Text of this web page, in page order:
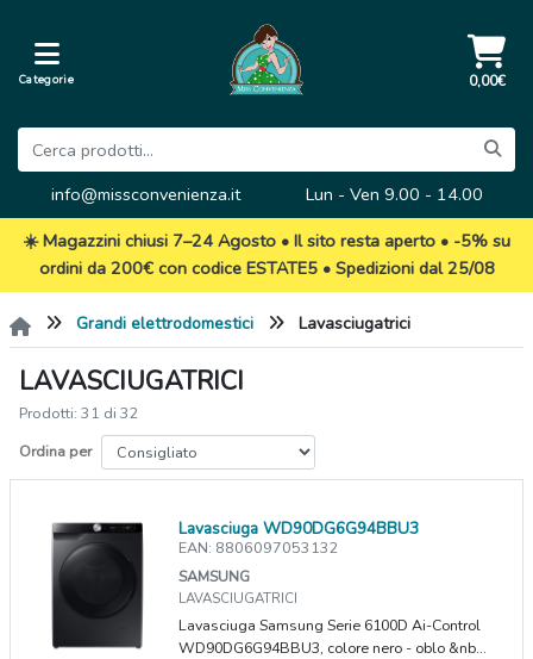
Categorie 0,00€
info@missconvenienza.it
Lun - Ven 9.00 - 14.00
☀️ Magazzini chiusi 7–24 Agosto • Il sito resta aperto • -5% su
ordini da 200€ con codice ESTATE5 • Spedizioni dal 25/08
Grandi elettrodomestici Lavasciugatrici
LAVASCIUGATRICI
Prodotti: 31 di 32
Ordina per
Lavasciuga WD90DG6G94BBU3
EAN: 8806097053132
SAMSUNG
LAVASCIUGATRICI
Lavasciuga Samsung Serie 6100D Ai-Control
WD90DG6G94BBU3, colore nero - oblo &nb...